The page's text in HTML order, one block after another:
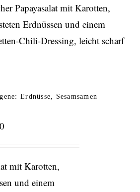
Papayasalat mit Karotten,
Erdnüssen und einem
Chili-Dressing, leicht scharf
Erdnüsse, Sesamsamen
mit Karotten,
und einem